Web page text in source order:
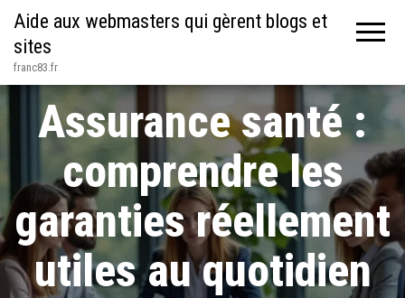
Aide aux webmasters qui gèrent blogs et
sites
franc83.fr
Assurance santé :
comprendre les
garanties réellement
utiles au quotidien